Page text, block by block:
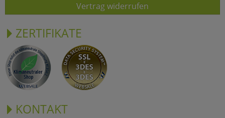
Vertrag widerrufen
ZERTIFIKATE
KONTAKT